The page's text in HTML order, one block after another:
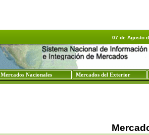
07 de Agosto
Mercados Nacionales Mercados del Exterior